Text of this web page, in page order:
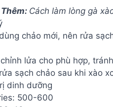
Cách làm lòng gà
chảo mới, nên rửa
lửa cho phù hợp,
sạch chảo sau khi xào
dinh dưỡng
500-600